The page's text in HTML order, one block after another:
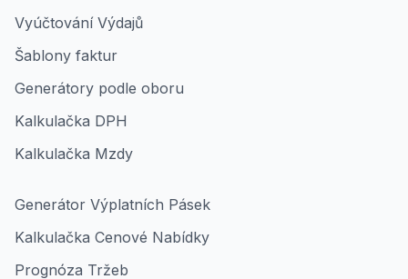
Vyúčtování Výdajů
Šablony faktur
Generátory podle oboru
Kalkulačka DPH
Kalkulačka Mzdy
Generátor Výplatních Pásek
Kalkulačka Cenové Nabídky
Prognóza Tržeb